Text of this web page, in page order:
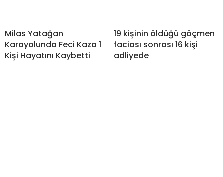
Milas Yatağan
Karayolunda Feci Kaza 1
Kişi Hayatını Kaybetti
19 kişinin öldüğü göçmen
faciası sonrası 16 kişi
adliyede